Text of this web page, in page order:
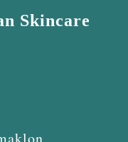
Skincare